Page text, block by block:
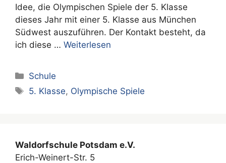
Idee, die Olympischen Spiele der 5. Klasse
dieses Jahr mit einer 5. Klasse aus München
Südwest auszuführen. Der Kontakt besteht, da
ich diese … Weiterlesen
Kategorien
Schule
Schlagwörter
5. Klasse, Olympische Spiele
Waldorfschule Potsdam e.V.
Erich-Weinert-Str. 5